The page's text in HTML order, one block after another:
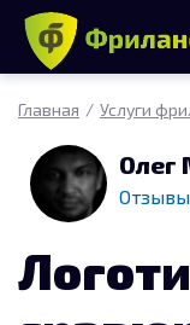
Главная Услуги
Олег